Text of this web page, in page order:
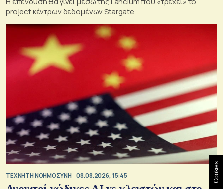
project κέντρων δεδομένων Stargate
TΕΧΝΗΤΗ ΝΟΗΜΟΣΥΝΗ 08.08.2026, 15:45 Cookies